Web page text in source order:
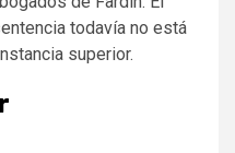
todavía no está
superior.